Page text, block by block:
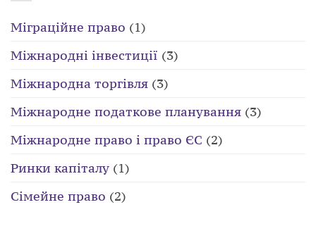
Міграційне право (1)
Міжнародні інвестиції (3)
Міжнародна торгівля (3)
Міжнародне податкове планування (3)
Міжнародне право і право ЄС (2)
Ринки капіталу (1)
Сімейне право (2)